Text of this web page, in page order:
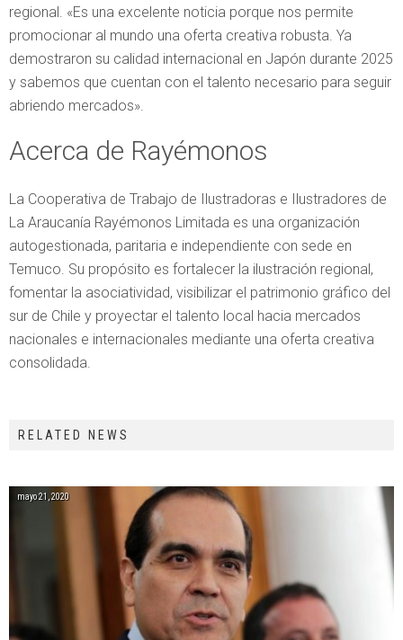
regional. «Es una excelente noticia porque nos permite
promocionar al mundo una oferta creativa robusta. Ya
demostraron su calidad internacional en Japón durante 2025
y sabemos que cuentan con el talento necesario para seguir
abriendo mercados».
Acerca de Rayémonos
La Cooperativa de Trabajo de Ilustradoras e Ilustradores de
La Araucanía Rayémonos Limitada es una organización
autogestionada, paritaria e independiente con sede en
Temuco. Su propósito es fortalecer la ilustración regional,
fomentar la asociatividad, visibilizar el patrimonio gráfico del
sur de Chile y proyectar el talento local hacia mercados
nacionales e internacionales mediante una oferta creativa
consolidada.
RELATED NEWS
mayo 21, 2020